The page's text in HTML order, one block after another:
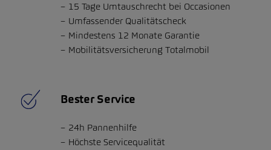
15 Tage Umtauschrecht bei Occasionen
Umfassender Qualitätscheck
Mindestens 12 Monate Garantie
Mobilitätsversicherung Totalmobil
Bester Service
24h Pannenhilfe
Höchste Servicequalität